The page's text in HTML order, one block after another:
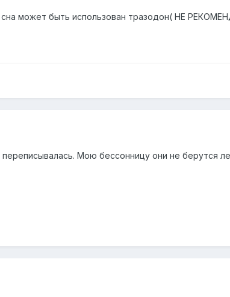
сна может быть использован тразодон( НЕ
Мою бессонницу они не берутся